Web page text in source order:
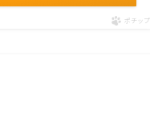
ポチップ